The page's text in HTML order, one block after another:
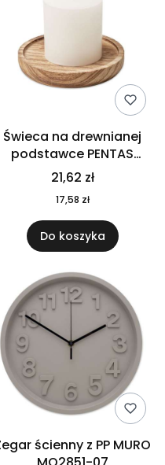
Świeca na drewnianej
podstawce PENTAS
MO6282-40
21,62 zł
17,58 zł
Do koszyka
ścienny z PP MURO